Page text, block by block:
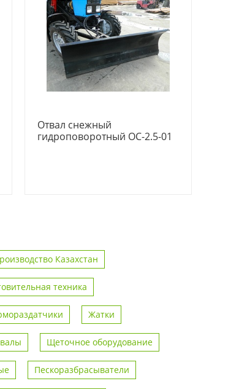
Отвал снежный
гидроповоротный ОС-2.5-01
Казахстан
техника
Жатки
Щеточное оборудование
Пескоразбрасыватели